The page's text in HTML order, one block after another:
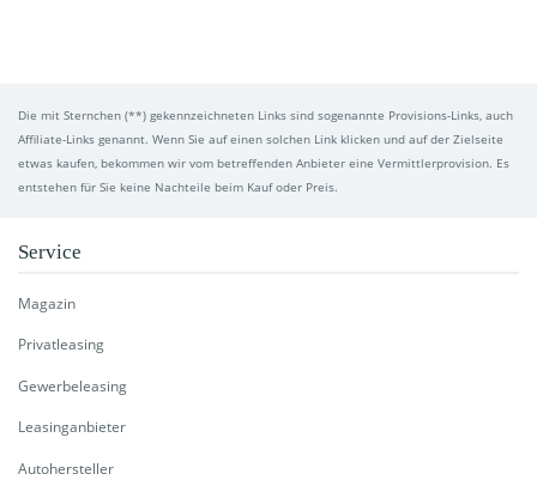
Die mit Sternchen (**) gekennzeichneten Links sind sogenannte Provisions-Links, auch
Affiliate-Links genannt. Wenn Sie auf einen solchen Link klicken und auf der Zielseite
etwas kaufen, bekommen wir vom betreffenden Anbieter eine Vermittlerprovision. Es
entstehen für Sie keine Nachteile beim Kauf oder Preis.
Service
Magazin
Privatleasing
Gewerbeleasing
Leasinganbieter
Autohersteller